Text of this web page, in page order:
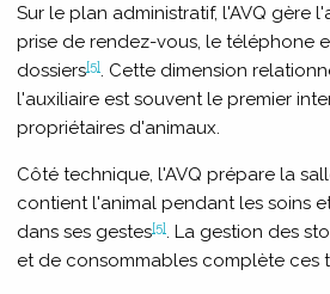
Sur le plan administratif, l'AVQ gère
prise de rendez-vous, le téléphone
dossiers[5]. Cette dimension
l'auxiliaire est souvent le premier
propriétaires d'animaux.
Côté technique, l'AVQ prépare la
contient l'animal pendant les soins
dans ses gestes[5]. La gestion des
et de consommables complète ces